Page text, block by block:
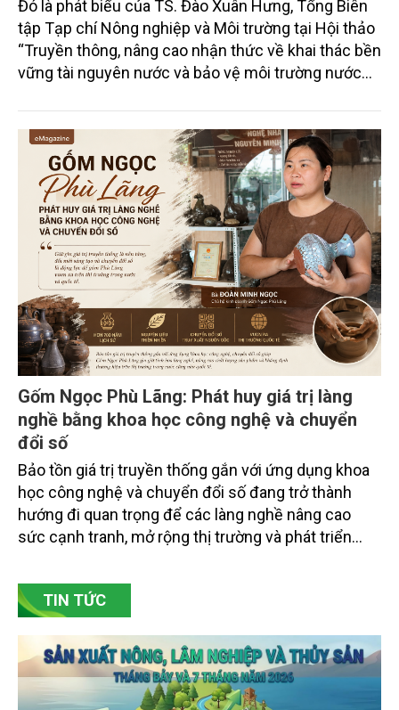
Đó là phát biểu của TS. Đào Xuân Hưng, Tổng Biên
tập Tạp chí Nông nghiệp và Môi trường tại Hội thảo
“Truyền thông, nâng cao nhận thức về khai thác bền
vững tài nguyên nước và bảo vệ môi trường nước
trường phối hợp với Sở Nông nghiệp và Môi trường
tỉnh Lai Châu tổ chức ngày 10/7/2026. Hội thảo thu
hút sự tham gia của hơn 100 đại biểu là lãnh đạo
các đơn vị thuộc Bộ Nông nghiệp và Môi trường,
chuyên gia, nhà khoa học, Sở Nông nghiệp và Môi
trường tỉnh Lai Châu và đại diện các cơ quan đơn vị
doanh nghiệp ở các tỉnh miền núi phía Bắc.
Gốm Ngọc Phù Lãng: Phát huy giá trị làng
nghề bằng khoa học công nghệ và chuyển
đổi số
Bảo tồn giá trị truyền thống gắn với ứng dụng khoa
học công nghệ và chuyển đổi số đang trở thành
hướng đi quan trọng để các làng nghề nâng cao
sức cạnh tranh, mở rộng thị trường và phát triển
Bắc Ninh, nhiều nghệ nhân và cơ sở sản xuất đã
chủ động đổi mới tư duy, đầu tư công nghệ, xây
TIN TỨC